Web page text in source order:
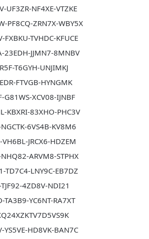
UF3ZR-NF4XE-VTZKE
PF8CQ-ZRN7X-WBY5X
FXBKU-TVHDC-KFUCE
23EDH-JJMN7-8MNBV
T6GYH-UNJIMKJ
FTVGB-HYNGMK
G81WS-XCV08-IJNBF
KBXRI-83XHO-PHC3V
NGCTK-6VS4B-KV8M6
VH6BL-JRCX6-HDZEM
ARVM8-STPHX
TD7C4-LNY9C-EB7DZ
TJF92-4ZD8V-NDI21
TA3B9-YC6NT-RA7XT
YS5VE-HD8VK-BAN7C